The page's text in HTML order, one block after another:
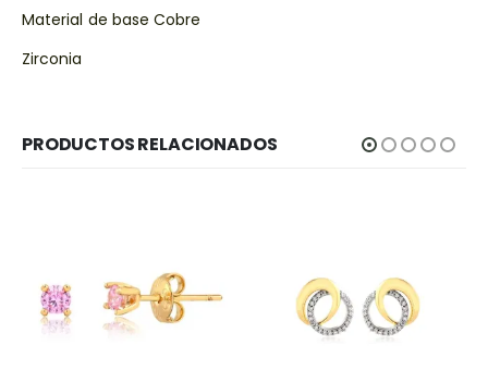
Material de base Cobre
Zirconia
PRODUCTOS RELACIONADOS